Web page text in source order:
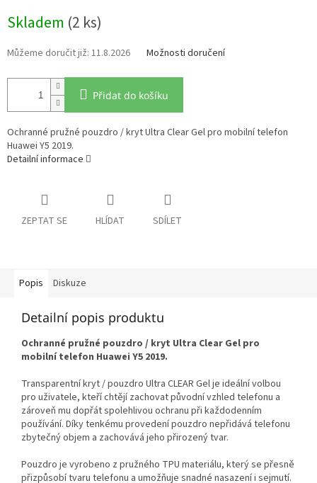
cena:
Skladem (2 ks)
11.8.2026 Možnosti doručení
Přidat do košíku
Ochranné pružné pouzdro / kryt Ultra Clear Gel pro mobilní telefon
Huawei Y5 2019.
Detailní informace
ZEPTAT SE HLÍDAT SDÍLET
Popis Diskuze
Detailní popis produktu
Ochranné pružné pouzdro / kryt Ultra Clear Gel pro
mobilní telefon Huawei Y5 2019.
Transparentní kryt / pouzdro Ultra CLEAR Gel je ideální volbou
pro uživatele, kteří chtějí zachovat původní vzhled telefonu a
zároveň mu dopřát spolehlivou ochranu při každodenním
používání. Díky tenkému provedení pouzdro nepřidává telefonu
zbytečný objem a zachovává jeho přirozený tvar.
Pouzdro je vyrobeno z pružného TPU materiálu, který se přesně
přizpůsobí tvaru telefonu a umožňuje snadné nasazení i sejmutí.